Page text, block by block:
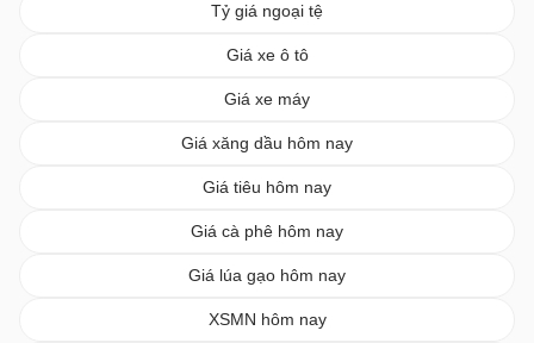
Tỷ giá ngoại tệ
Giá xe ô tô
Giá xe máy
Giá xăng dầu hôm nay
Giá tiêu hôm nay
Giá cà phê hôm nay
Giá lúa gạo hôm nay
XSMN hôm nay